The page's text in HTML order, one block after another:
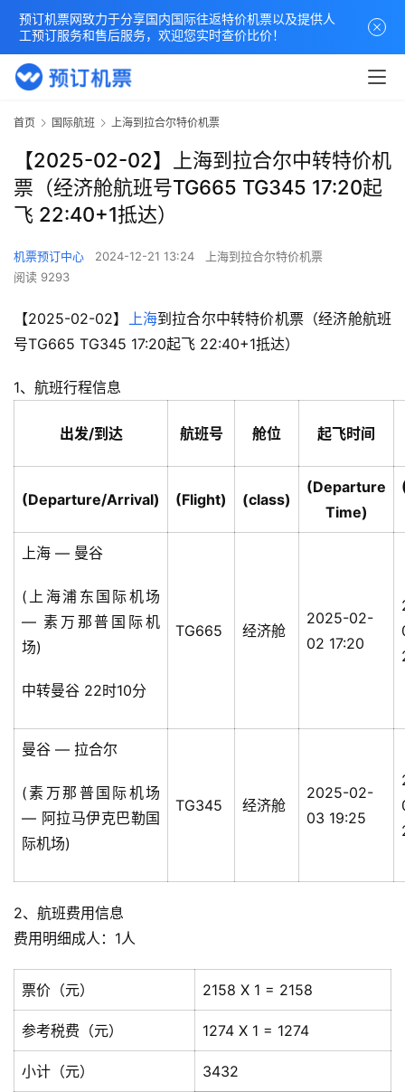
首页 国际航班 上海到拉合尔特价机票
【2025-02-02】上海到拉合尔中转特价机
票（经济舱航班号TG665 TG345 17:20起
飞 22:40+1抵达）
机票预订中心 2024-12-21 13:24
上海到拉合尔特价机票
阅读 9293
【2025-02-02】 上海到拉合尔中转特价机票（经济舱航班
号TG665 TG345 17:20起飞 22:40+1抵达）
1、航班行程信息
出发/到达 航班号 舱位 起飞时间
(Departure/Arrival) (Flight) (class)
(Departure
Time)
上海 — 曼谷
(上海浦东国际机场
— 素万那普国际机
场)
中转曼谷 22时10分
TG665 经济舱
2025-02-
02 17:20
曼谷 — 拉合尔
(素万那普国际机场
— 阿拉马伊克巴勒国
际机场)
TG345 经济舱
2025-02-
03 19:25
2、航班费用信息
费用明细成人：1人
票价（元） 2158 X 1 = 2158
参考税费（元） 1274 X 1 = 1274
小计（元） 3432
预订机票网致力于分享国内国际往返特价机票以及提供人
工预订服务和售后服务，欢迎您实时查价比价！